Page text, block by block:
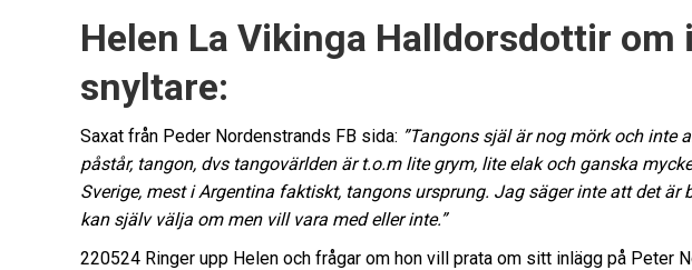
Helen La Vikinga Halldorsdottir om
snyltare:
Saxat från Peder Nordenstrands FB sida: ”Tangons själ är nog mörk och inte
påstår, tangon, dvs tangovärlden är t.o.m lite grym, lite elak och ganska
Sverige, mest i Argentina faktiskt, tangons ursprung. Jag säger inte att det är
kan själv välja om men vill vara med eller inte.”
220524 Ringer upp Helen och frågar om hon vill prata om sitt inlägg på Peter